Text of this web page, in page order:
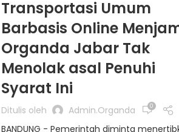
Transportasi Umum
Barbasis Online
Organda Jabar Tak
Menolak asal Penuhi
Syarat Ini
Ditulis oleh Admin.organda 0
BANDUNG - Pemerintah diminta